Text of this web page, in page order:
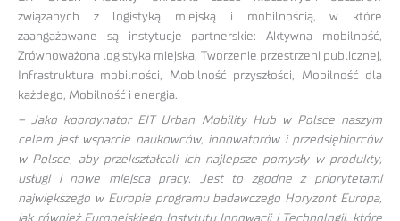
związanych z logistyką miejską i mobilnością, w które
zaangażowane są instytucje partnerskie: Aktywna mobilność,
Zrównoważona logistyka miejska, Tworzenie przestrzeni publicznej,
Infrastruktura mobilności, Mobilność przyszłości, Mobilność dla
każdego, Mobilność i energia.
– Jako koordynator EIT Urban Mobility Hub w Polsce naszym
celem jest wsparcie naukowców, innowatorów i przedsiębiorców
w Polsce, aby przekształcali ich najlepsze pomysły w produkty,
usługi i nowe miejsca pracy. Jest to zgodne z priorytetami
największego w Europie programu badawczego Horyzont Europa,